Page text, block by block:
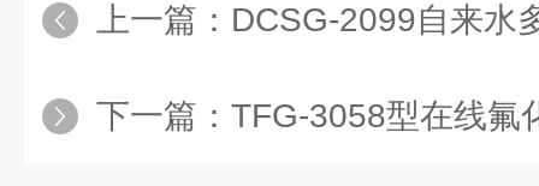
上一篇： DCSG-2099自来水
下一篇： TFG-3058型在线氟